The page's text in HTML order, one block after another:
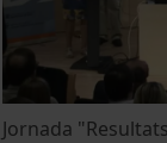
Jornada